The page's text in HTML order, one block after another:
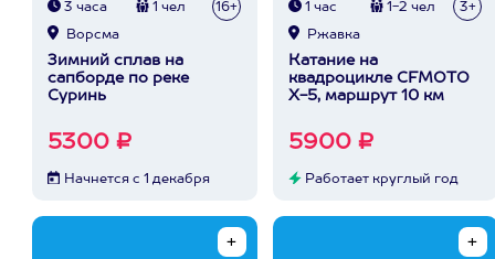
3 часа 1 чел 16+
Ворсма
Зимний сплав на
сапборде по реке
Суринь
5300 ₽
Начнется с 1 декабря
1 час 1-2 чел 3+
Ржавка
Катание на
квадроцикле CFMOTO
X-5, маршрут 10 км
5900 ₽
Работает круглый год